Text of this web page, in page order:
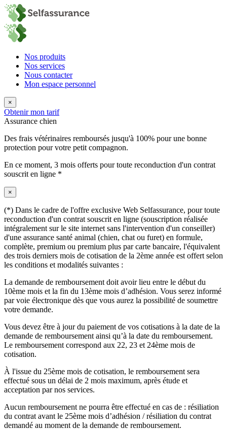
Nos produits
Nos services
Nous contacter
Mon espace personnel
×
Obtenir mon tarif
Assurance chien
Des frais vétérinaires remboursés jusqu'à 100% pour une bonne
protection pour votre petit compagnon.
En ce moment, 3 mois offerts pour toute reconduction d'un contrat
souscrit en ligne *
×
(*) Dans le cadre de l'offre exclusive Web Selfassurance, pour toute
reconduction d'un contrat souscrit en ligne (souscription réalisée
intégralement sur le site internet sans l'intervention d'un conseiller)
d'une assurance santé animal (chien, chat ou furet) en formule,
complète, premium ou premium plus par carte bancaire, l'équivalent
des trois derniers mois de cotisation de la 2ème année est offert selon
les conditions et modalités suivantes :
La demande de remboursement doit avoir lieu entre le début du
10ème mois et la fin du 13ème mois d’adhésion. Vous serez informé
par voie électronique dès que vous aurez la possibilité de soumettre
votre demande.
Vous devez être à jour du paiement de vos cotisations à la date de la
demande de remboursement ainsi qu’à la date du remboursement.
Le remboursement correspond aux 22, 23 et 24ème mois de
cotisation.
À l'issue du 25ème mois de cotisation, le remboursement sera
effectué sous un délai de 2 mois maximum, après étude et
acceptation par nos services.
Aucun remboursement ne pourra être effectué en cas de : résiliation
du contrat avant le 25ème mois d’adhésion / résiliation du contrat
demandé au moment de la demande de remboursement.